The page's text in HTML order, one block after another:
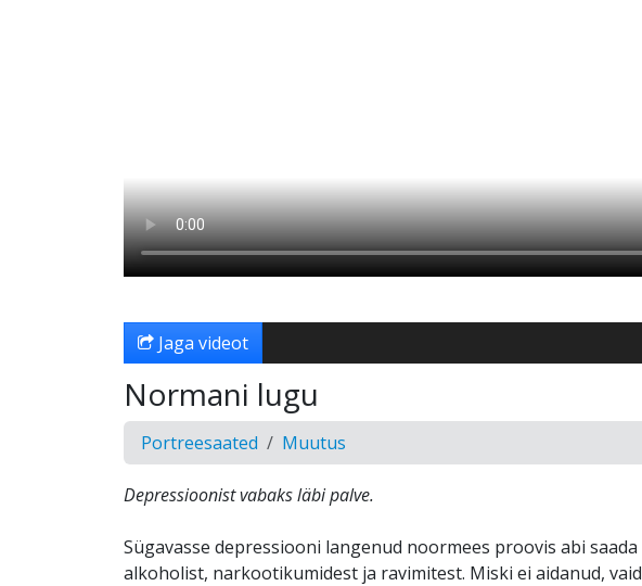
Jaga videot
Normani lugu
Portreesaated Muutus
Depressioonist vabaks läbi palve.
Sügavasse depressiooni langenud noormees proovis abi saada
alkoholist, narkootikumidest ja ravimitest. Miski ei aidanud, vaid